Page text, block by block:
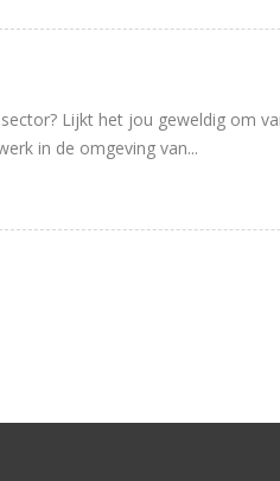
Lijkt het jou geweldig om
in de omgeving van...